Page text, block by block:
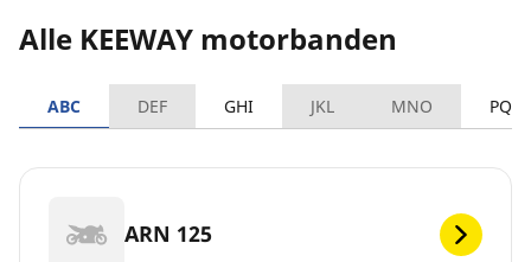
Alle KEEWAY motorbanden
ABC DEF GHI JKL MNO PQRS
ARN 125